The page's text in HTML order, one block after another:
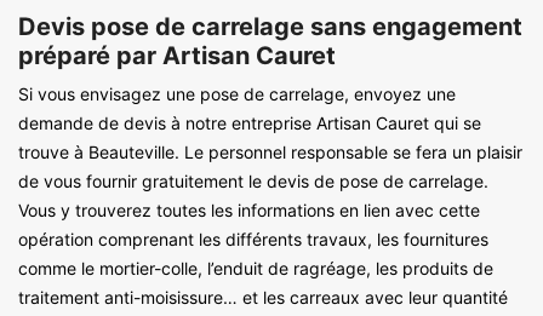
Devis pose de carrelage sans engagement
préparé par Artisan Cauret
Si vous envisagez une pose de carrelage, envoyez une
demande de devis à notre entreprise Artisan Cauret qui se
trouve à Beauteville. Le personnel responsable se fera un plaisir
de vous fournir gratuitement le devis de pose de carrelage.
Vous y trouverez toutes les informations en lien avec cette
opération comprenant les différents travaux, les fournitures
comme le mortier-colle, l’enduit de ragréage, les produits de
traitement anti-moisissure… et les carreaux avec leur quantité